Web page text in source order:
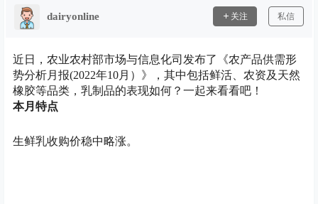
dairyonline 关注 私信
近日，农业农村部市场与信息化司发布了《农产品供需形
势分析月报(2022年10月）》，其中包括鲜活、农资及天然
橡胶等品类，乳制品的表现如何？一起来看看吧！
本月特点
生鲜乳收购价稳中略涨。